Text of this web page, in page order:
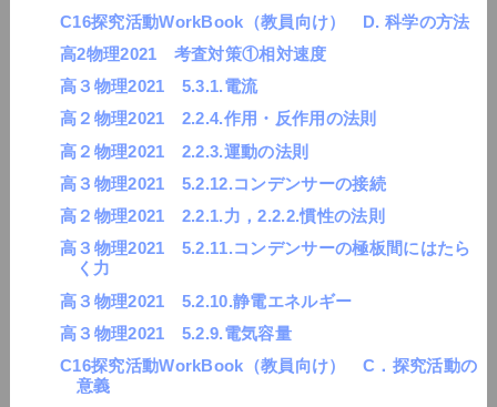
C16探究活動WorkBook（教員向け） D. 科学の方法
高2物理2021 考査対策①相対速度
高３物理2021 5.3.1.電流
高２物理2021 2.2.4.作用・反作用の法則
高２物理2021 2.2.3.運動の法則
高３物理2021 5.2.12.コンデンサーの接続
高２物理2021 2.2.1.力，2.2.2.慣性の法則
高３物理2021 5.2.11.コンデンサーの極板間にはたら
く力
高３物理2021 5.2.10.静電エネルギー
高３物理2021 5.2.9.電気容量
C16探究活動WorkBook（教員向け） C．探究活動の
意義